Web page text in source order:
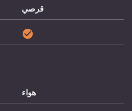
قرصي
check_circle
هواء